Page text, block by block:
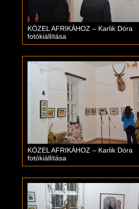
KÖZEL AFRIKÁHOZ – Karlik Dóra
fotókiállítása
KÖZEL AFRIKÁHOZ – Karlik Dóra
fotókiállítása